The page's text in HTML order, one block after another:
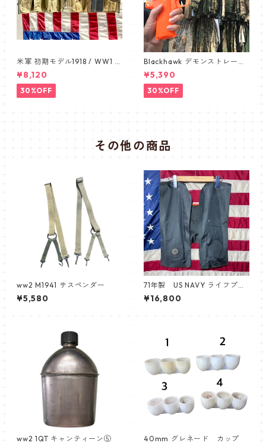
米軍 初期モデル1918 / WW1 B
AR BELT /バーベルト デッド
ストック カップ付き 1911
¥8,120
30%OFF
Blackhawk デモンストレーシ
ョン 1911 オレンジ ピスト
ル pistol
¥5,390
30%OFF
その他の商品
ww2 M1941 サスペンダー
¥5,580
71年製 US NAVY ライフプリ
ザーバー
¥16,800
ww2 1QT キャンティーン⑤ 40mm グレネード カップ